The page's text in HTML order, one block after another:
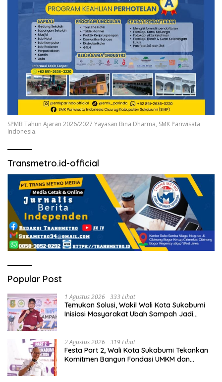
SPMB Tahun Ajaran 2026/2027 Yayasan Bina Dharma, SMK Pariwisata
Indonesia.
Transmetro.id-official
Popular Post
1 Agustus 2026 333 Lihat
Temukan Solusi, Wakil Wali Kota Sukabumi
Inisiasi Masyarakat Ubah Sampah Jadi
2 Agustus 2026 319 Lihat
Festa Part 2, Wali Kota Sukabumi Tekankan
Komitmen Bangun Fondasi UMKM dan